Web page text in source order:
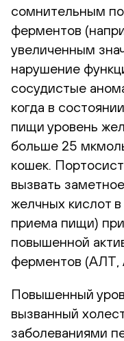
сомнительным
ферментов
увеличенным
нарушение
сосудистые
когда в
пищи уровень
больше 25
кошек.
вызвать
желчных кислот
приема пищи)
повышенной
ферментов
Повышенный
вызванный
заболеваниями